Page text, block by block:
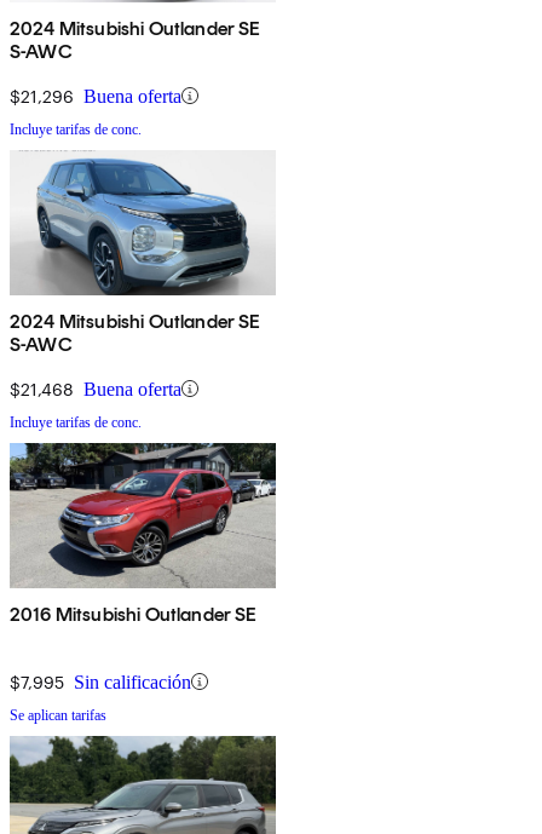
2024 Mitsubishi Outlander SE
S-AWC
$21,296 Buena oferta
Incluye tarifas de conc.
2024 Mitsubishi Outlander SE
S-AWC
$21,468 Buena oferta
Incluye tarifas de conc.
2016 Mitsubishi Outlander SE
$7,995 Sin calificación
Se aplican tarifas